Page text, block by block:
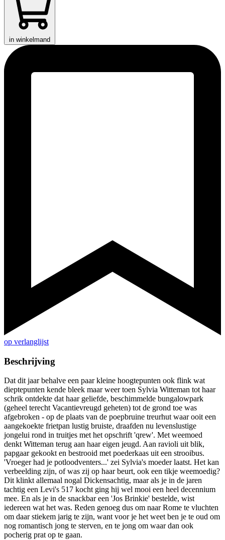
in winkelmand
op verlanglijst
Beschrijving
Dat dit jaar behalve een paar kleine hoogtepunten ook flink wat
dieptepunten kende bleek maar weer toen Sylvia Witteman tot haar
schrik ontdekte dat haar geliefde, beschimmelde bungalowpark
(geheel terecht Vacantievreugd geheten) tot de grond toe was
afgebroken - op de plaats van de poepbruine treurhut waar ooit een
aangekoekte frietpan lustig bruiste, draafden nu levenslustige
jongelui rond in truitjes met het opschrift 'qrew'. Met weemoed
denkt Witteman terug aan haar eigen jeugd. Aan ravioli uit blik,
papgaar gekookt en bestrooid met poederkaas uit een strooibus.
'Vroeger had je potloodventers...' zei Sylvia's moeder laatst. Het kan
verbeelding zijn, of was zij op haar beurt, ook een tikje weemoedig?
Dit klinkt allemaal nogal Dickensachtig, maar als je in de jaren
tachtig een Levi's 517 kocht ging hij wel mooi een heel decennium
mee. En als je in de snackbar een 'Jos Brinkie' bestelde, wist
iedereen wat het was. Reden genoeg dus om naar Rome te vluchten
om daar stiekem jarig te zijn, want voor je het weet ben je te oud om
nog romantisch jong te sterven, en te jong om waar dan ook
pocherig prat op te gaan.